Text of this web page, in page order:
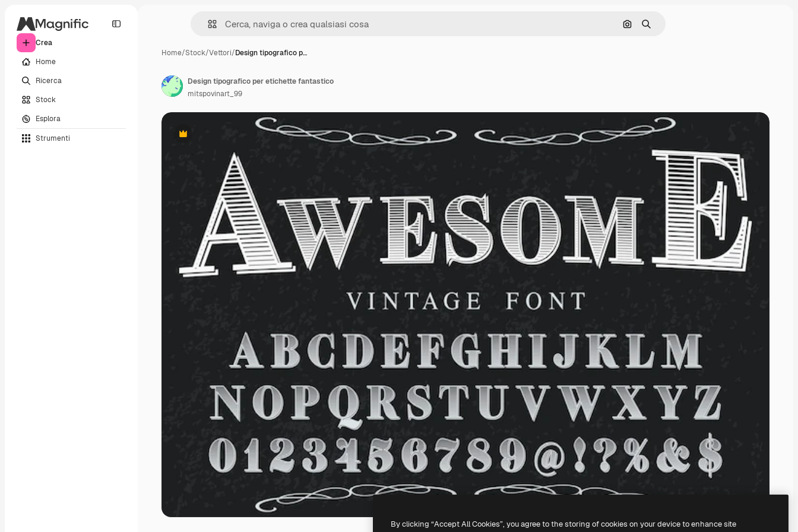
Crea
Home
Ricerca
Stock
Esplora
Strumenti
Cerca per immagine
Ricerca
Home/Stock/Vettori/Design tipografico p…
Premium
Design tipografico per etichette fantastico
mitspovinart_99
By clicking “Accept All Cookies”, you agree to the storing of cookies on your device to enhance site